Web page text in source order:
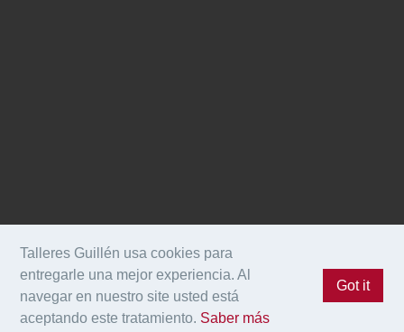
Talleres Guillén usa cookies para
entregarle una mejor experiencia. Al
navegar en nuestro site usted está
aceptando este tratamiento. Saber más
Got it
©TalleresGuillén 2021. All Rights Reserved.